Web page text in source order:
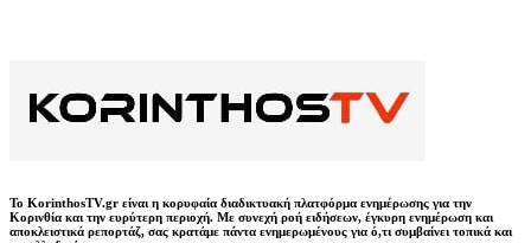
Το KorinthosTV.gr είναι η κορυφαία διαδικτυακή πλατφόρμα ενημέρωσης για την
Κορινθία και την ευρύτερη περιοχή. Με συνεχή ροή ειδήσεων, έγκυρη ενημέρωση και
αποκλειστικά ρεπορτάζ, σας κρατάμε πάντα ενημερωμένους για ό,τι συμβαίνει τοπικά και